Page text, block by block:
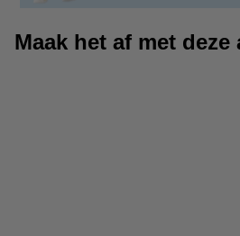
Maak het af met